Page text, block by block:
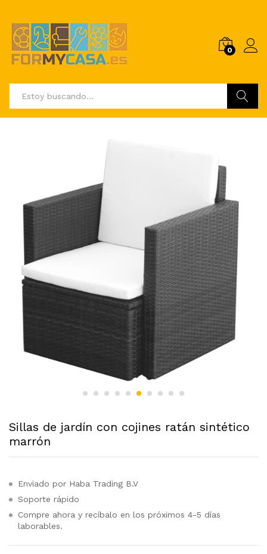
0
Sillas de jardín con cojines ratán sintético
marrón
Enviado por Haba Trading B.V
Soporte rápido
Compre ahora y recíbalo en los próximos 4-5 días
laborables.